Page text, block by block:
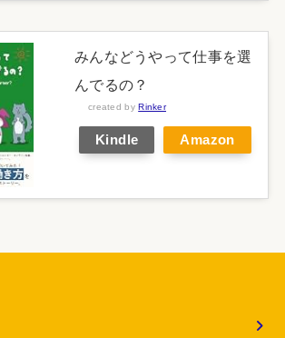
みんなどうやって仕事を選
んでるの？
created byRinker
Kindle Amazon